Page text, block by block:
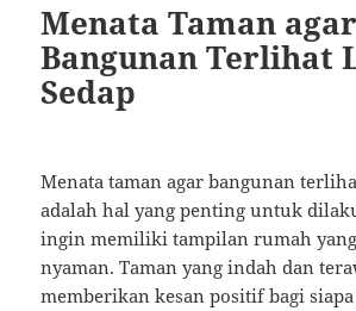
Menata Taman agar
Bangunan Terlihat
Sedap
Menata taman agar bangunan
adalah hal yang penting untuk
ingin memiliki tampilan rumah
nyaman. Taman yang indah dan
memberikan kesan positif bagi